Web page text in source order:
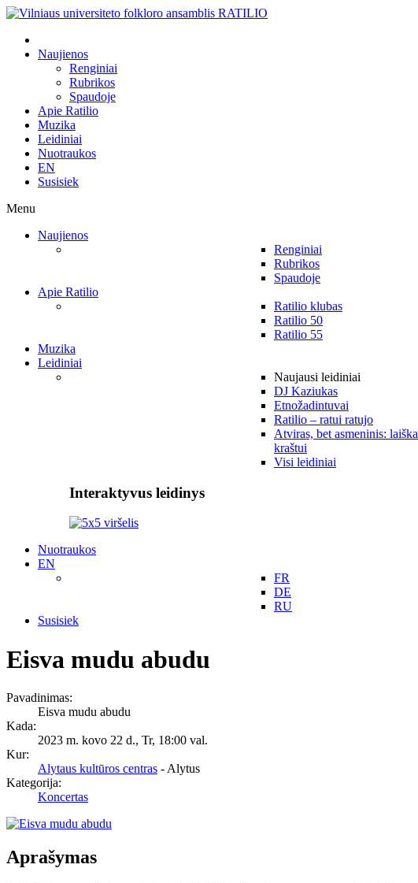
Naujienos
Renginiai
Rubrikos
Spaudoje
Apie Ratilio
Muzika
Leidiniai
Nuotraukos
EN
Susisiek
Menu
Naujienos
Renginiai
Rubrikos
Spaudoje
Apie Ratilio
Ratilio klubas
Ratilio 50
Ratilio 55
Muzika
Leidiniai
Naujausi leidiniai
DJ Kaziukas
Etnožadintuvai
Ratilio – ratui ratujo
Atviras, bet asmeninis:
kraštui
Visi leidiniai
Interaktyvus leidinys
Nuotraukos
EN
FR
DE
RU
Susisiek
Eisva mudu abudu
Pavadinimas:
Eisva mudu abudu
Kada:
2023 m. kovo 22 d., Tr, 18:00 val.
Kur:
Alytaus kultūros centras - Alytus
Kategorija:
Koncertas
Aprašymas